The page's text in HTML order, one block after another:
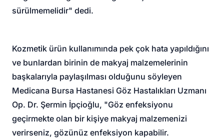
sürülmemelidir" dedi.
Kozmetik ürün kullanımında pek çok hata yapıldığını
ve bunlardan birinin de makyaj malzemelerinin
başkalarıyla paylaşılması olduğunu söyleyen
Medicana Bursa Hastanesi Göz Hastalıkları Uzmanı
Op. Dr. Şermin İpçioğlu, "Göz enfeksiyonu
geçirmekte olan bir kişiye makyaj malzemenizi
verirseniz, gözünüz enfeksiyon kapabilir.